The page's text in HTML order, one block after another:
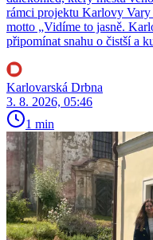
rámci projektu Karlovy
motto „Vidíme to jasně.
připomínat snahu o čistší a
Karlovarská Drbna
3. 8. 2026, 05:46
1 min